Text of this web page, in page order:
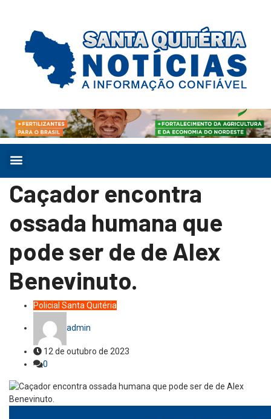
Caçador encontra
ossada humana que
pode ser de de Alex
Benevinuto.
Policial Santa Quitéria
admin
12 de outubro de 2023
0